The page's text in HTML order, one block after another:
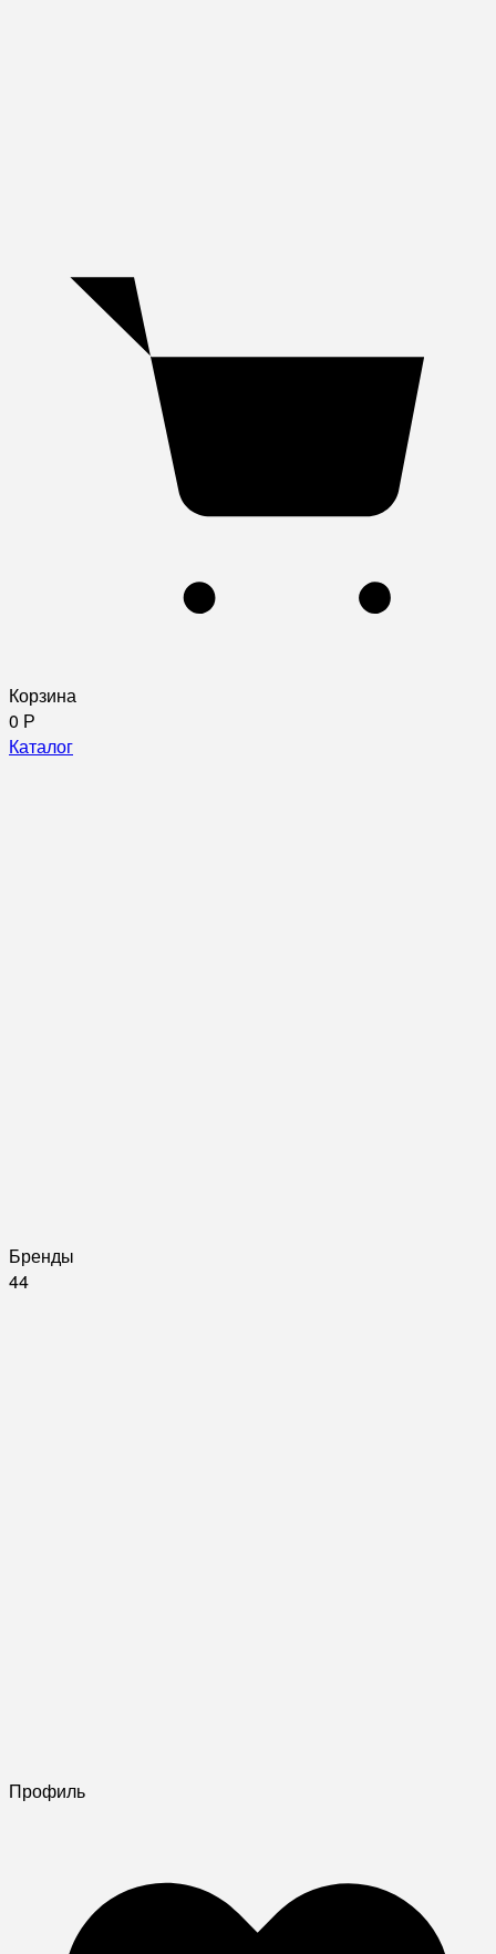
Корзина
0 Р
Каталог
Бренды
44
Профиль